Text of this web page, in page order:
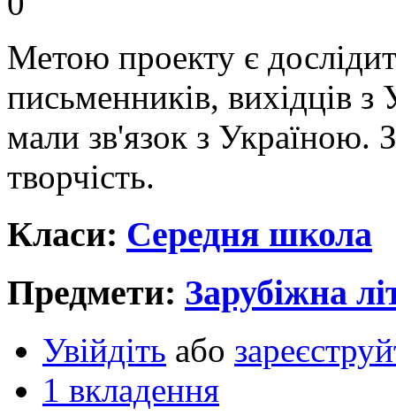
Метою проекту є
письменників, вихідців з
мали зв'язок з Україною.
творчість.
Класи: Середня школа
Предмети: Зарубіжна
Увійдіть або
1 вкладення